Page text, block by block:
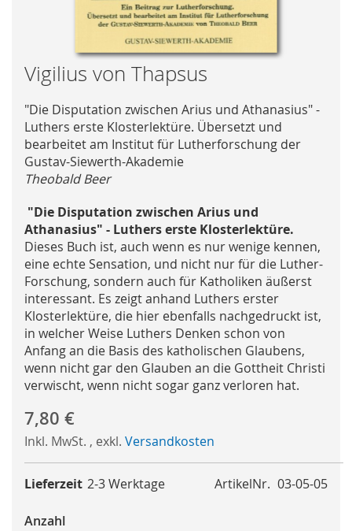
Skip
to
the
beginning
of
the
images
gallery
Vigilius von Thapsus
"Die Disputation zwischen Arius und Athanasius" -
Luthers erste Klosterlektüre. Übersetzt und
bearbeitet am Institut für Lutherforschung der
Gustav-Siewerth-Akademie
Theobald Beer
"Die Disputation zwischen Arius und
Athanasius" - Luthers erste Klosterlektüre.
Dieses Buch ist, auch wenn es nur wenige kennen,
eine echte Sensation, und nicht nur für die Luther-
Forschung, sondern auch für Katholiken äußerst
interessant. Es zeigt anhand Luthers erster
Klosterlektüre, die hier ebenfalls nachgedruckt ist,
in welcher Weise Luthers Denken schon von
Anfang an die Basis des katholischen Glaubens,
wenn nicht gar den Glauben an die Gottheit Christi
verwischt, wenn nicht sogar ganz verloren hat.
7,80 €
Inkl. MwSt. , exkl. Versandkosten
ArtikelNr. 03-05-05
Lieferzeit 2-3 Werktage
Anzahl